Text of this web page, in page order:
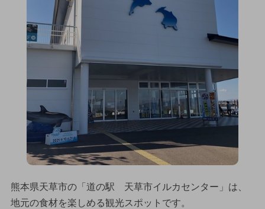
熊本県天草市の「道の駅 天草市イルカセンター」は、
地元の食材を楽しめる観光スポットです。